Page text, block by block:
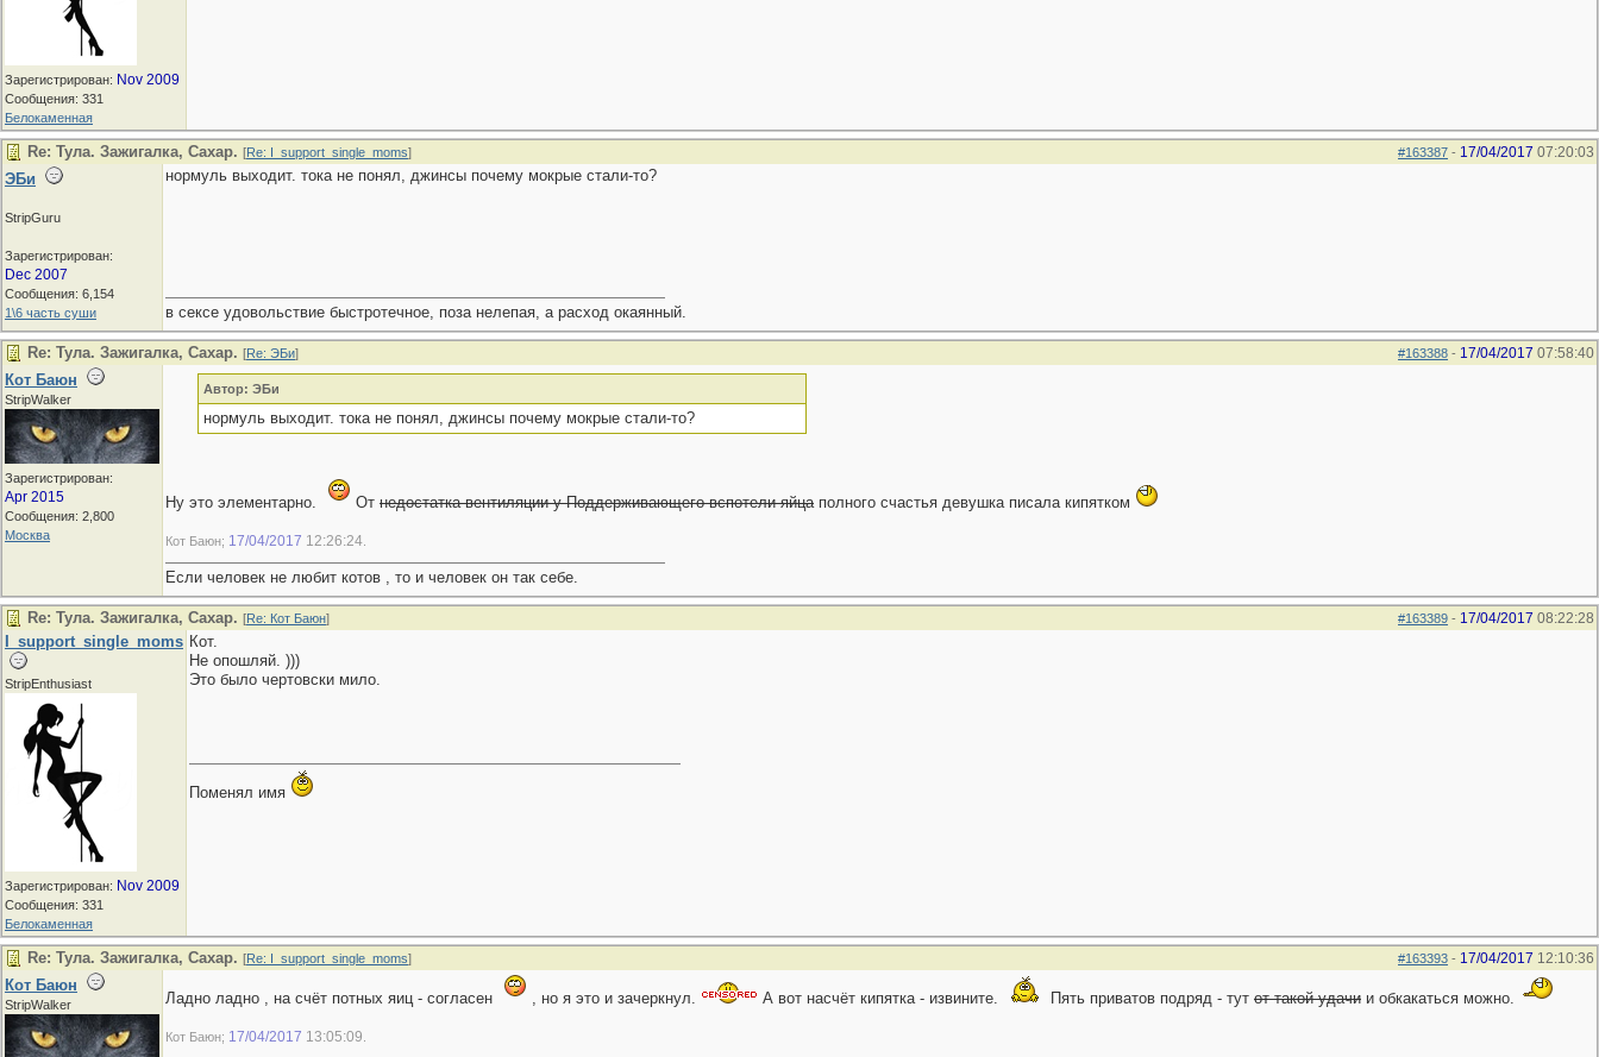
Зарегистрирован: Nov 2009
Сообщения: 331
Белокаменная
#163387 - 17/04/2017 07:20:03
Re: Тула. Зажигалка, Сахар. [Re: I_support_single_moms]
ЭБи
StripGuru
Зарегистрирован:
Dec 2007
Сообщения: 6,154
1\6 часть суши
нормуль выходит. тока не понял, джинсы почему мокрые стали-то?
в сексе удовольствие быстротечное, поза нелепая, а расход окаянный.
#163388 - 17/04/2017 07:58:40
Re: Тула. Зажигалка, Сахар. [Re: ЭБи]
Кот Баюн
StripWalker
Зарегистрирован:
Apr 2015
Сообщения: 2,800
Москва
Автор: ЭБи
нормуль выходит. тока не понял, джинсы почему мокрые стали-то?
Ну это элементарно. От недостатка вентиляции у Поддерживающего вспотели яйцаполного счастья девушка писала кипятком
Кот Баюн; 17/04/2017 12:26:24
Если человек не любит котов , то и человек он так себе.
#163389 - 17/04/2017 08:22:28
Re: Тула. Зажигалка, Сахар. [Re: Кот Баюн]
I_support_single_moms
StripEnthusiast
Зарегистрирован: Nov 2009
Сообщения: 331
Белокаменная
Кот.
Не опошляй. )))
Это было чертовски мило.
Поменял имя
#163393 - 17/04/2017 12:10:36
Re: Тула. Зажигалка, Сахар. [Re: I_support_single_moms]
Кот Баюн
StripWalker Ладно ладно , на счёт потных яиц - согласен , но я это и зачеркнул. А вот насчёт кипятка - извините. Пять приватов подряд - тут от такой удачи и обкакаться можно.
Кот Баюн; 17/04/2017 13:05:09